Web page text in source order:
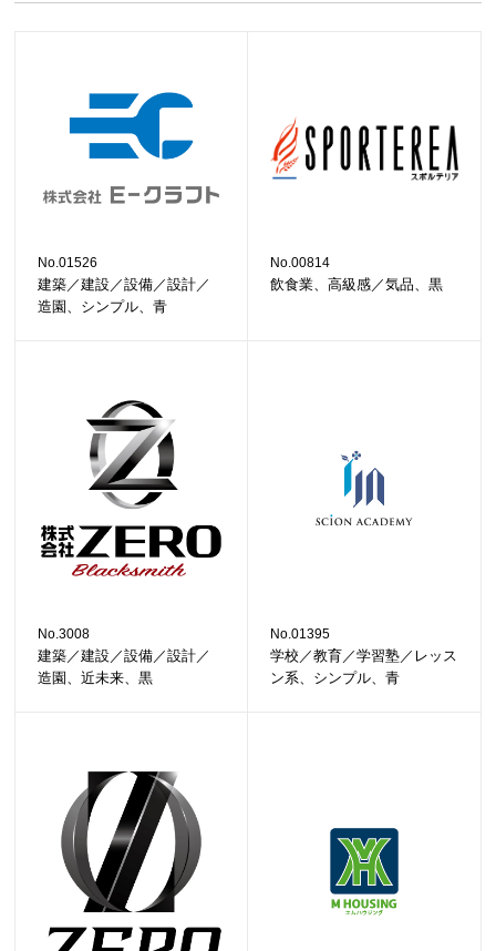
No.01526
建築／建設／設備／設計／
造園、シンプル、青
No.00814
飲食業、高級感／気品、黒
No.3008
建築／建設／設備／設計／
造園、近未来、黒
No.01395
学校／教育／学習塾／レッス
ン系、シンプル、青